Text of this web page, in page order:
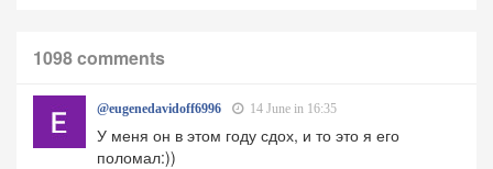
1098 comments
@eugenedavidoff6996 14 June in 16:35
У меня он в этом году сдох, и то это я его
поломал:))